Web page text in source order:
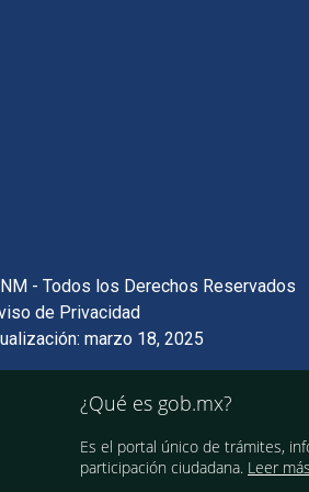
- Todos los Derechos Reservados
de Privacidad
marzo 18, 2025
¿Qué es gob.mx?
Es el portal único de trámites,
participación ciudadana. Leer más